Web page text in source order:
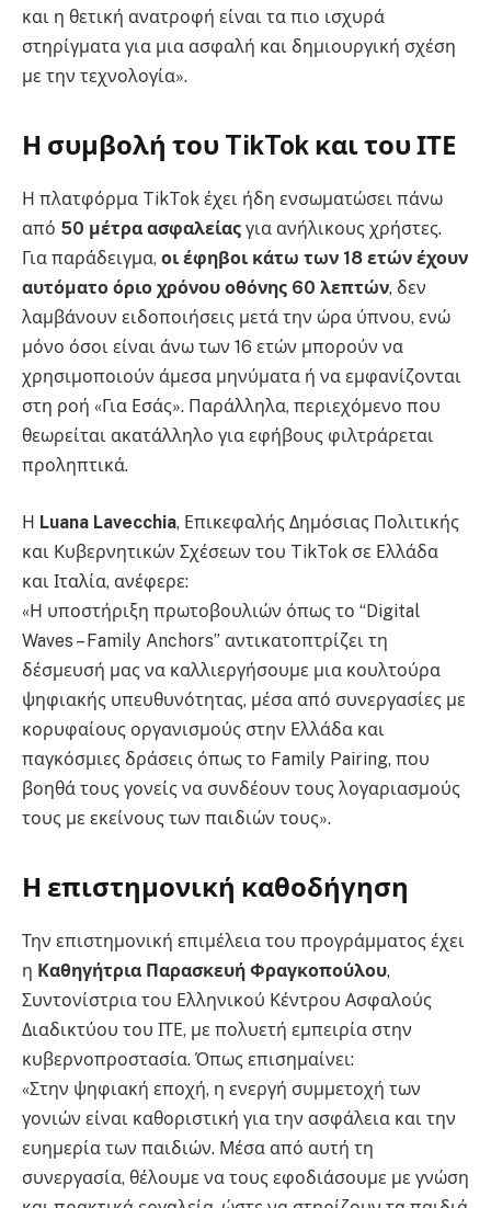
και η θετική ανατροφή είναι τα πιο ισχυρά
στηρίγματα για μια ασφαλή και δημιουργική σχέση
με την τεχνολογία».
Η συμβολή του TikTok και του ΙΤΕ
Η πλατφόρμα TikTok έχει ήδη ενσωματώσει πάνω
από 50 μέτρα ασφαλείας για ανήλικους χρήστες.
Για παράδειγμα, οι έφηβοι κάτω των 18 ετών έχουν
αυτόματο όριο χρόνου οθόνης 60 λεπτών, δεν
λαμβάνουν ειδοποιήσεις μετά την ώρα ύπνου, ενώ
μόνο όσοι είναι άνω των 16 ετών μπορούν να
χρησιμοποιούν άμεσα μηνύματα ή να εμφανίζονται
στη ροή «Για Εσάς». Παράλληλα, περιεχόμενο που
θεωρείται ακατάλληλο για εφήβους φιλτράρεται
προληπτικά.
Η Luana Lavecchia, Επικεφαλής Δημόσιας Πολιτικής
και Κυβερνητικών Σχέσεων του TikTok σε Ελλάδα
και Ιταλία, ανέφερε:
«Η υποστήριξη πρωτοβουλιών όπως το “Digital
Waves – Family Anchors” αντικατοπτρίζει τη
δέσμευσή μας να καλλιεργήσουμε μια κουλτούρα
ψηφιακής υπευθυνότητας, μέσα από συνεργασίες με
κορυφαίους οργανισμούς στην Ελλάδα και
παγκόσμιες δράσεις όπως το Family Pairing, που
βοηθά τους γονείς να συνδέουν τους λογαριασμούς
τους με εκείνους των παιδιών τους».
Η επιστημονική καθοδήγηση
Την επιστημονική επιμέλεια του προγράμματος έχει
η Καθηγήτρια Παρασκευή Φραγκοπούλου,
Συντονίστρια του Ελληνικού Κέντρου Ασφαλούς
Διαδικτύου του ΙΤΕ, με πολυετή εμπειρία στην
κυβερνοπροστασία. Όπως επισημαίνει:
«Στην ψηφιακή εποχή, η ενεργή συμμετοχή των
γονιών είναι καθοριστική για την ασφάλεια και την
ευημερία των παιδιών. Μέσα από αυτή τη
συνεργασία, θέλουμε να τους εφοδιάσουμε με γνώση